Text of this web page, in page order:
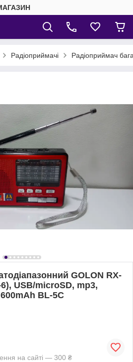
Радіоприймачі Радіоприймач
GOLON RX-
USB/microSD, mp3,
BL-5С
на сайті — 300 ₴